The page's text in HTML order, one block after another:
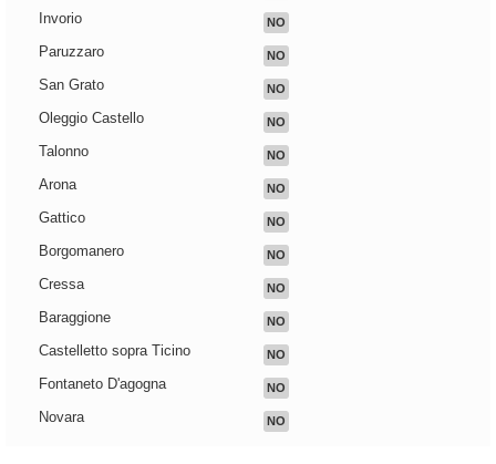
Invorio NO
Paruzzaro NO
San Grato NO
Oleggio Castello NO
Talonno NO
Arona NO
Gattico NO
Borgomanero NO
Cressa NO
Baraggione NO
Castelletto sopra Ticino NO
Fontaneto D'agogna NO
Novara NO